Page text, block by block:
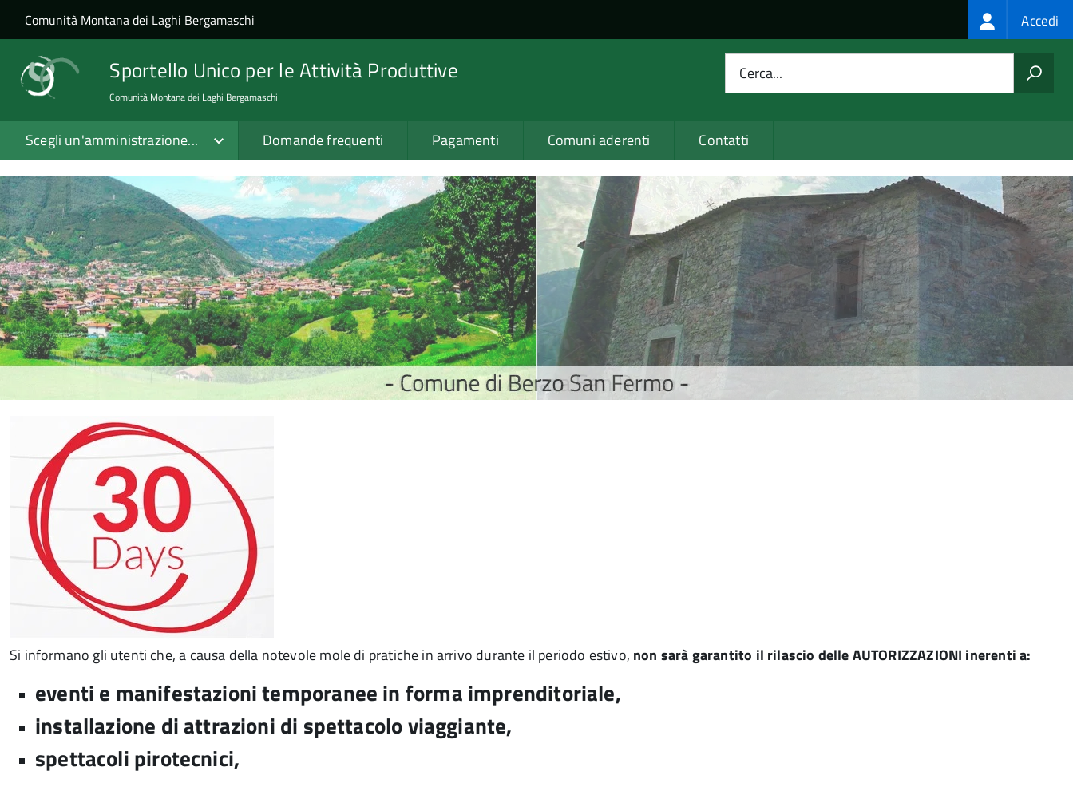
Salta al contenuto principale
Skip to site navigation
Comunità Montana dei Laghi Bergamaschi Login
menu
Accedi
Sportello Unico per le Attività Produttive
Comunità Montana dei Laghi Bergamaschi
Cerca...
Scegli un'amministrazione... Domande frequenti Pagamenti Comuni aderenti Contatti
Si informano gli utenti che, a causa della notevole mole di pratiche in arrivo durante il periodo estivo, non sarà garantito il rilascio delle AUTORIZZAZIONI inerenti a:
eventi e manifestazioni temporanee in forma imprenditoriale,
installazione di attrazioni di spettacolo viaggiante,
spettacoli pirotecnici,